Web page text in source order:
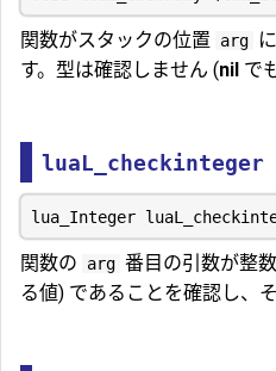
関数がスタックの位置 arg
す。型は確認しません (nil で
luaL_checkinteger
関数の arg 番目の引数が整
る値) であることを確認し、